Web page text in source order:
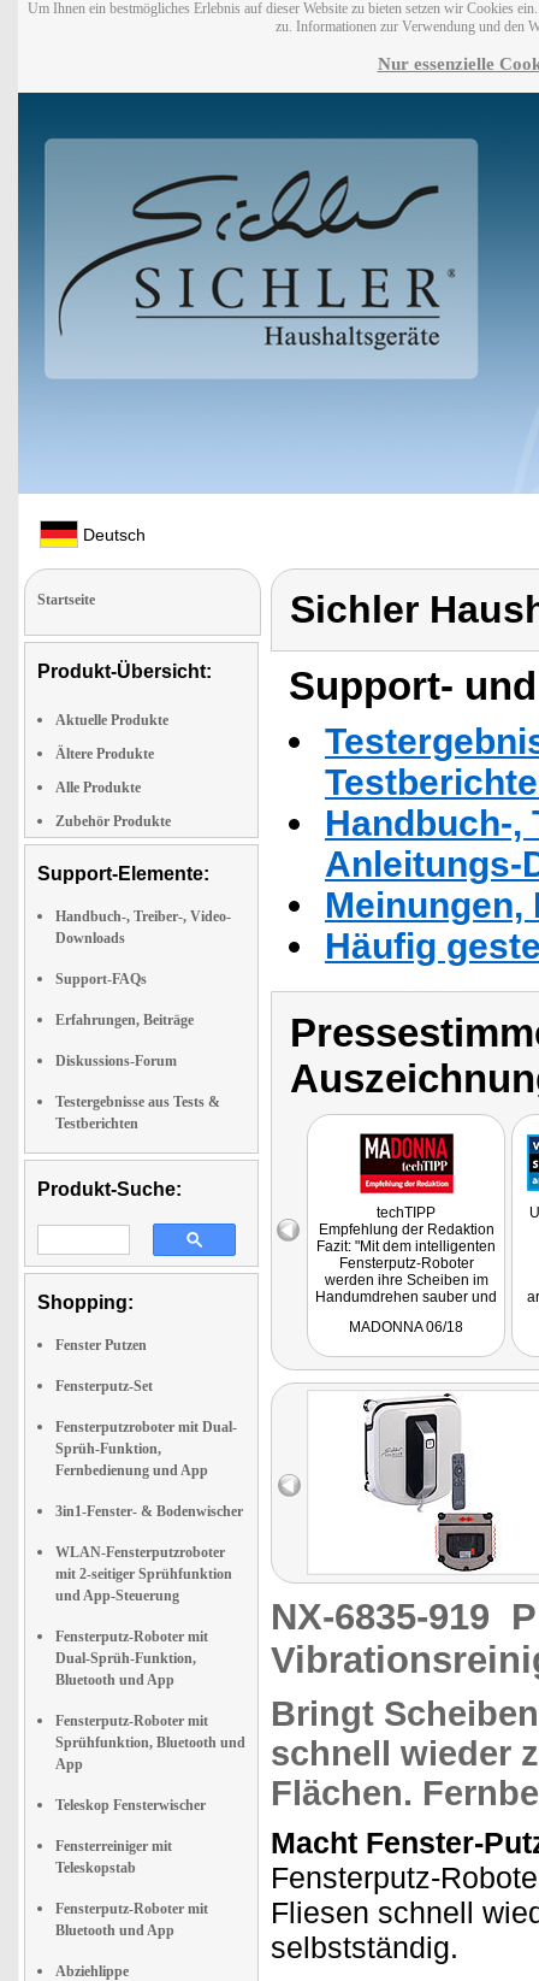
Um Ihnen ein bestmögliches Erlebnis auf dieser Website zu bieten setzen wir Cookies
zu. Informationen zur Verwendung und den
Nur essenzielle
Deutsch
Startseite
Produkt-Übersicht:
Aktuelle Produkte
Ältere Produkte
Alle Produkte
Zubehör Produkte
Support-Elemente:
Handbuch-, Treiber-, Video-
Downloads
Support-FAQs
Erfahrungen, Beiträge
Diskussions-Forum
Testergebnisse aus Tests &
Testberichten
Produkt-Suche:
Shopping:
Fenster Putzen
Fensterputz-Set
Fensterputzroboter mit Dual-
Sprüh-Funktion,
Fernbedienung und App
3in1-Fenster- & Bodenwischer
WLAN-Fensterputzroboter
mit 2-seitiger Sprühfunktion
und App-Steuerung
Fensterputz-Roboter mit
Dual-Sprüh-Funktion,
Bluetooth und App
Fensterputz-Roboter mit
Sprühfunktion, Bluetooth und
App
Teleskop Fensterwischer
Fensterreiniger mit
Teleskopstab
Fensterputz-Roboter mit
Bluetooth und App
Abziehlippe
Sichler
Support-
Handbuch-,
Anleitungs-
Häufig
techTIPP
Empfehlung der Redaktion
Fazit: "Mit dem intelligenten
Fensterputz-Roboter
werden ihre Scheiben im
Handumdrehen sauber und
müssen. Daher unser
haben wollen, ganz
automatisch und ohne
Stress."
MADONNA 06/18
NX-6835-919
Bringt
schnell wieder
Flächen.
Macht Fenster-
Fensterputz-
Fliesen schnell
selbstständig.